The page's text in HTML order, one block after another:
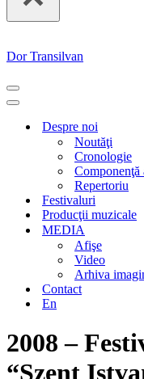
Dor Transilvan
MENIU
DE
NAVIGARE
MENIU
DE
NAVIGARE
Despre noi
Noutăţi
Cronologie
Componenţă
Repertoriu
Festivaluri
Producţii muzicale
MEDIA
Afişe
Video
Arhiva
Contact
En
2008 –
“Szent